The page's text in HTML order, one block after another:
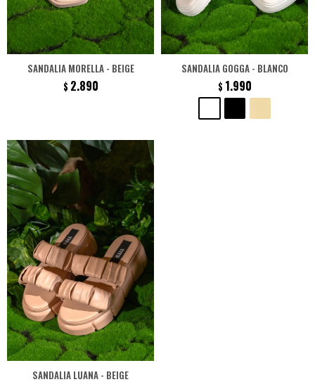
SANDALIA MORELLA - BEIGE
$ 2.890
SANDALIA GOGGA - BLANCO
$ 1.990
SANDALIA LUANA - BEIGE